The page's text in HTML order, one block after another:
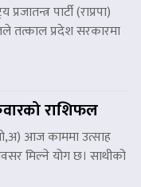
पार्टी (राप्रपा)
तत्काल प्रदेश सरकारमा
राशिफल
आज काममा उत्साह
मिल्ने योग छ। साथीको